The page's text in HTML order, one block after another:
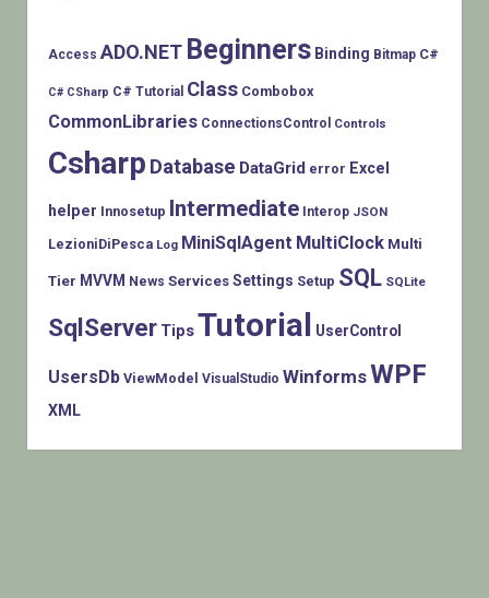
Access ADO.NET Beginners Binding Bitmap C#
C# CSharp C# Tutorial Class Combobox
CommonLibraries ConnectionsControl Controls
Csharp Database DataGrid error Excel
helper Innosetup Intermediate Interop JSON
LezioniDiPesca Log MiniSqlAgent MultiClock Multi
Tier MVVM News Services Settings Setup SQL SQLite
SqlServer TipsTutorial UserControl
UsersDb ViewModel VisualStudio WinformsWPF
XML